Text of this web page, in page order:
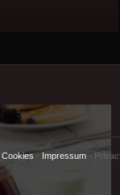
Cookies - Impressum -